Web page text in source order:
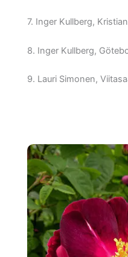
7. Inger Kullberg,
8. Inger Kullberg,
9. Lauri Simonen,